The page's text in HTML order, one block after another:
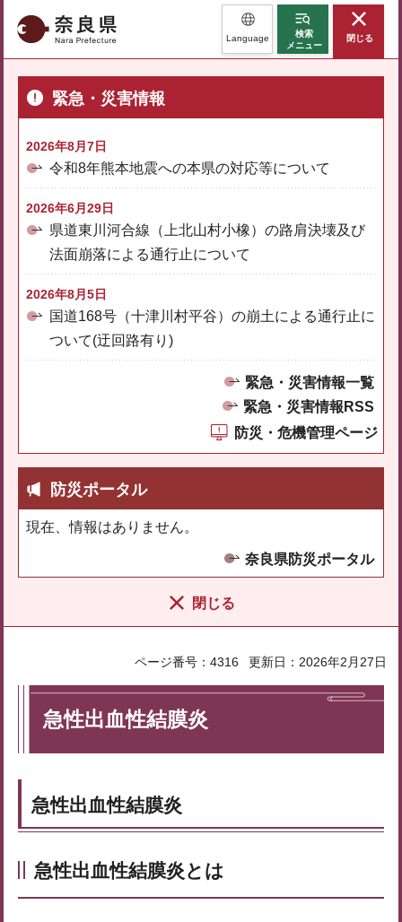
奈良県 Language
検索
メニュー
閉じる
緊急・災害情報
2026年8月7日
令和8年熊本地震への本県の対応等について
2026年6月29日
県道東川河合線（上北山村小橡）の路肩決壊及び
法面崩落による通行止について
2026年8月5日
国道168号（十津川村平谷）の崩土による通行止に
ついて(迂回路有り)
緊急・災害情報一覧
緊急・災害情報RSS
防災・危機管理ページ
防災ポータル
現在、情報はありません。
奈良県防災ポータル
閉じる
ページ番号：4316 更新日：2026年2月27日
急性出血性結膜炎
急性出血性結膜炎
急性出血性結膜炎とは